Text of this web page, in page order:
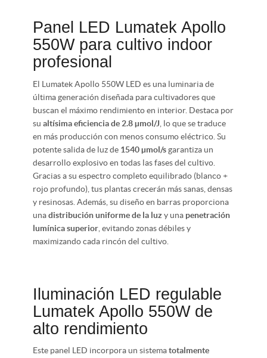
Panel LED Lumatek Apollo
550W para cultivo indoor
profesional
El Lumatek Apollo 550W LED es una luminaria de
última generación diseñada para cultivadores que
buscan el máximo rendimiento en interior. Destaca por
su altísima eficiencia de 2.8 µmol/J , lo que se traduce
en más producción con menos consumo eléctrico. Su
potente salida de luz de 1540 µmol/sgarantiza un
desarrollo explosivo en todas las fases del cultivo.
Gracias a su espectro completo equilibrado (blanco +
rojo profundo), tus plantas crecerán más sanas, densas
y resinosas. Además, su diseño en barras proporciona
unadistribución uniforme de la luz y una penetración
lumínica superior , evitando zonas débiles y
maximizando cada rincón del cultivo.
Iluminación LED regulable
Lumatek Apollo 550W de
alto rendimiento
Este panel LED incorpora un sistematotalmente